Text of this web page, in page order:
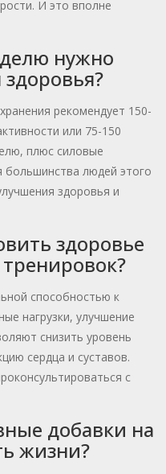
И это вполне
нужно
рекомендует 150-
или 75-150
плюс силовые
большинства людей этого
здоровья и
здоровье
способностью к
нагрузки, улучшение
снизить уровень
сердца и суставов.
с
добавки на
жизни?